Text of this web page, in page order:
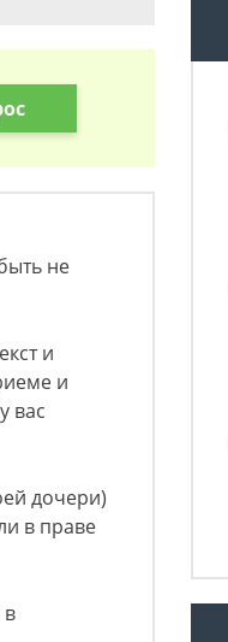
не
и
и
вас
дочери)
в праве